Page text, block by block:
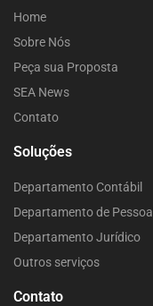
Home
Sobre Nós
Peça sua Proposta
SEA News
Contato
Soluções
Departamento Contábil
Departamento de Pessoal
Departamento Jurídico
Outros serviços
Contato